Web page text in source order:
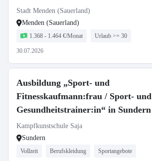
Stadt Menden (Sauerland)
Menden (Sauerland)
1.368 - 1.464 €/Monat Urlaub >= 30
30.07.2026
Ausbildung „Sport- und
Fitnesskaufmann:frau / Sport- und
Gesundheitstrainer:in“ in Sundern
Kampfkunstschule Saja
Sundern
Vollzeit Berufskleidung Sportangebote